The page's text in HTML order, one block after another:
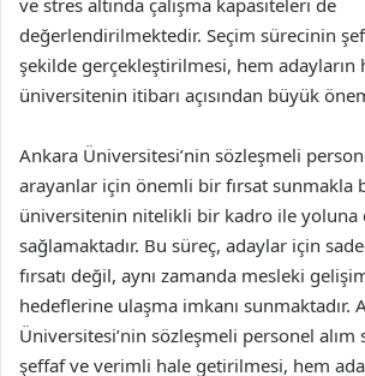
ve stres altında çalışma kapasiteleri de
değerlendirilmektedir. Seçim sürecinin
şekilde gerçekleştirilmesi, hem adayların
üniversitenin itibarı açısından büyük
Ankara Üniversitesi’nin sözleşmeli
arayanlar için önemli bir fırsat sunmakla
üniversitenin nitelikli bir kadro ile yoluna
sağlamaktadır. Bu süreç, adaylar için
fırsatı değil, aynı zamanda mesleki
hedeflerine ulaşma imkanı sunmaktadır.
Üniversitesi’nin sözleşmeli personel
şeffaf ve verimli hale getirilmesi, hem